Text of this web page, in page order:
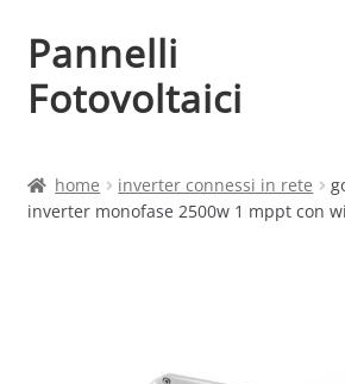
Vai
alla
navigazione
Vai
al
contenuto
Pannelli
Fotovoltaici
Cart
home inverter connessi in rete
inverter monofase 2500w 1 mppt con